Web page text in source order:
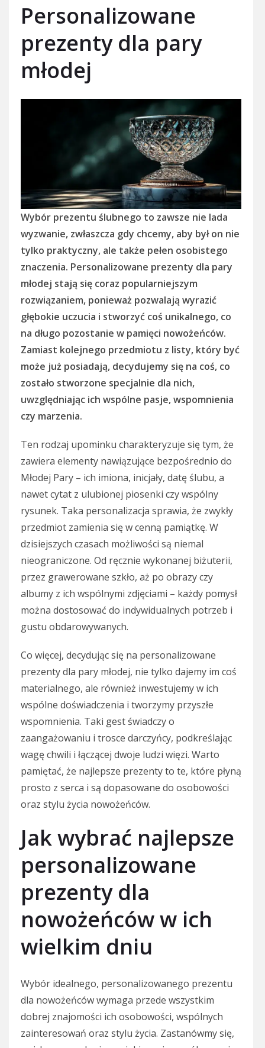
Personalizowane
prezenty dla pary
młodej
Wybór prezentu ślubnego to zawsze nie lada
wyzwanie, zwłaszcza gdy chcemy, aby był on nie
tylko praktyczny, ale także pełen osobistego
znaczenia. Personalizowane prezenty dla pary
młodej stają się coraz popularniejszym
rozwiązaniem, ponieważ pozwalają wyrazić
głębokie uczucia i stworzyć coś unikalnego, co
na długo pozostanie w pamięci nowożeńców.
Zamiast kolejnego przedmiotu z listy, który być
może już posiadają, decydujemy się na coś, co
zostało stworzone specjalnie dla nich,
uwzględniając ich wspólne pasje, wspomnienia
czy marzenia.
Ten rodzaj upominku charakteryzuje się tym, że
zawiera elementy nawiązujące bezpośrednio do
Młodej Pary – ich imiona, inicjały, datę ślubu, a
nawet cytat z ulubionej piosenki czy wspólny
rysunek. Taka personalizacja sprawia, że zwykły
przedmiot zamienia się w cenną pamiątkę. W
dzisiejszych czasach możliwości są niemal
nieograniczone. Od ręcznie wykonanej biżuterii,
przez grawerowane szkło, aż po obrazy czy
albumy z ich wspólnymi zdjęciami – każdy pomysł
można dostosować do indywidualnych potrzeb i
gustu obdarowywanych.
Co więcej, decydując się na personalizowane
prezenty dla pary młodej, nie tylko dajemy im coś
materialnego, ale również inwestujemy w ich
wspólne doświadczenia i tworzymy przyszłe
wspomnienia. Taki gest świadczy o
zaangażowaniu i trosce darczyńcy, podkreślając
wagę chwili i łączącej dwoje ludzi więzi. Warto
pamiętać, że najlepsze prezenty to te, które płyną
prosto z serca i są dopasowane do osobowości
oraz stylu życia nowożeńców.
Jak wybrać najlepsze
personalizowane
prezenty dla
nowożeńców w ich
wielkim dniu
Wybór idealnego, personalizowanego prezentu
dla nowożeńców wymaga przede wszystkim
dobrej znajomości ich osobowości, wspólnych
zainteresowań oraz stylu życia. Zastanówmy się,